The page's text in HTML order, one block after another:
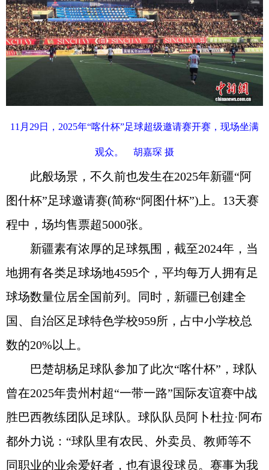
11月29日，2025年“喀什杯”足球超级邀请赛开赛，现场坐满
观众。 胡嘉琛 摄
此般场景，不久前也发生在2025年新疆“阿
图什杯”足球邀请赛(简称“阿图什杯”)上。13天赛
程中，场均售票超5000张。
新疆素有浓厚的足球氛围，截至2024年，当
地拥有各类足球场地4595个，平均每万人拥有足
球场数量位居全国前列。同时，新疆已创建全
国、自治区足球特色学校959所，占中小学校总
数的20%以上。
巴楚胡杨足球队参加了此次“喀什杯”，球队
曾在2025年贵州村超“一带一路”国际友谊赛中战
胜巴西教练团队足球队。球队队员阿卜杜拉·阿布
都外力说：“球队里有农民、外卖员、教师等不
同职业的业余爱好者，也有退役球员。赛事为我